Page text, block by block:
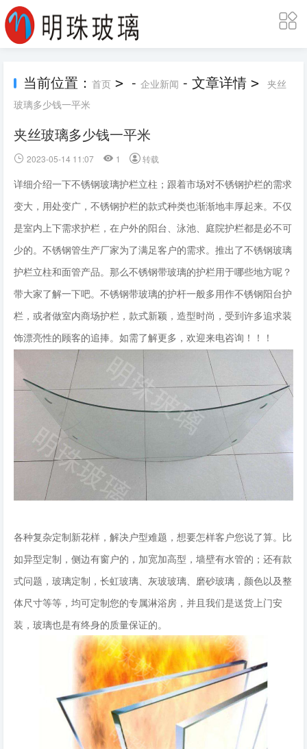
当前位置： 首页 > - 企业新闻 - 文章详情 > 夹丝
玻璃多少钱一平米
夹丝玻璃多少钱一平米
2023-05-14 11:07 1 转载
详细介绍一下不锈钢玻璃护栏立柱；跟着市场对不锈钢护栏的需求
变大，用处变广，不锈钢护栏的款式种类也渐渐地丰厚起来。不仅
是室内上下需求护栏，在户外的阳台、泳池、庭院护栏都是必不可
少的。不锈钢管生产厂家为了满足客户的需求。推出了不锈钢玻璃
护栏立柱和面管产品。那么不锈钢带玻璃的护栏用于哪些地方呢？
带大家了解一下吧。不锈钢带玻璃的护杆一般多用作不锈钢阳台护
栏，或者做室内商场护栏，款式新颖，造型时尚，受到许多追求装
饰漂亮性的顾客的追捧。如需了解更多，欢迎来电咨询！！！
各种复杂定制新花样，解决户型难题，想要怎样客户您说了算。比
如异型定制，侧边有窗户的，加宽加高型，墙壁有水管的；还有款
式问题，玻璃定制，长虹玻璃、灰玻玻璃、磨砂玻璃，颜色以及整
体尺寸等等，均可定制您的专属淋浴房，并且我们是送货上门安
装，玻璃也是有终身的质量保证的。